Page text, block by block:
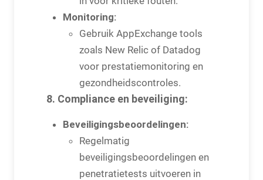
Monitoring:
Gebruik AppExchange tools
zoals New Relic of Datadog
voor prestatiemonitoring en
gezondheidscontroles.
8. Compliance en beveiliging:
Beveiligingsbeoordelingen:
Regelmatig
beveiligingsbeoordelingen en
penetratietests uitvoeren in